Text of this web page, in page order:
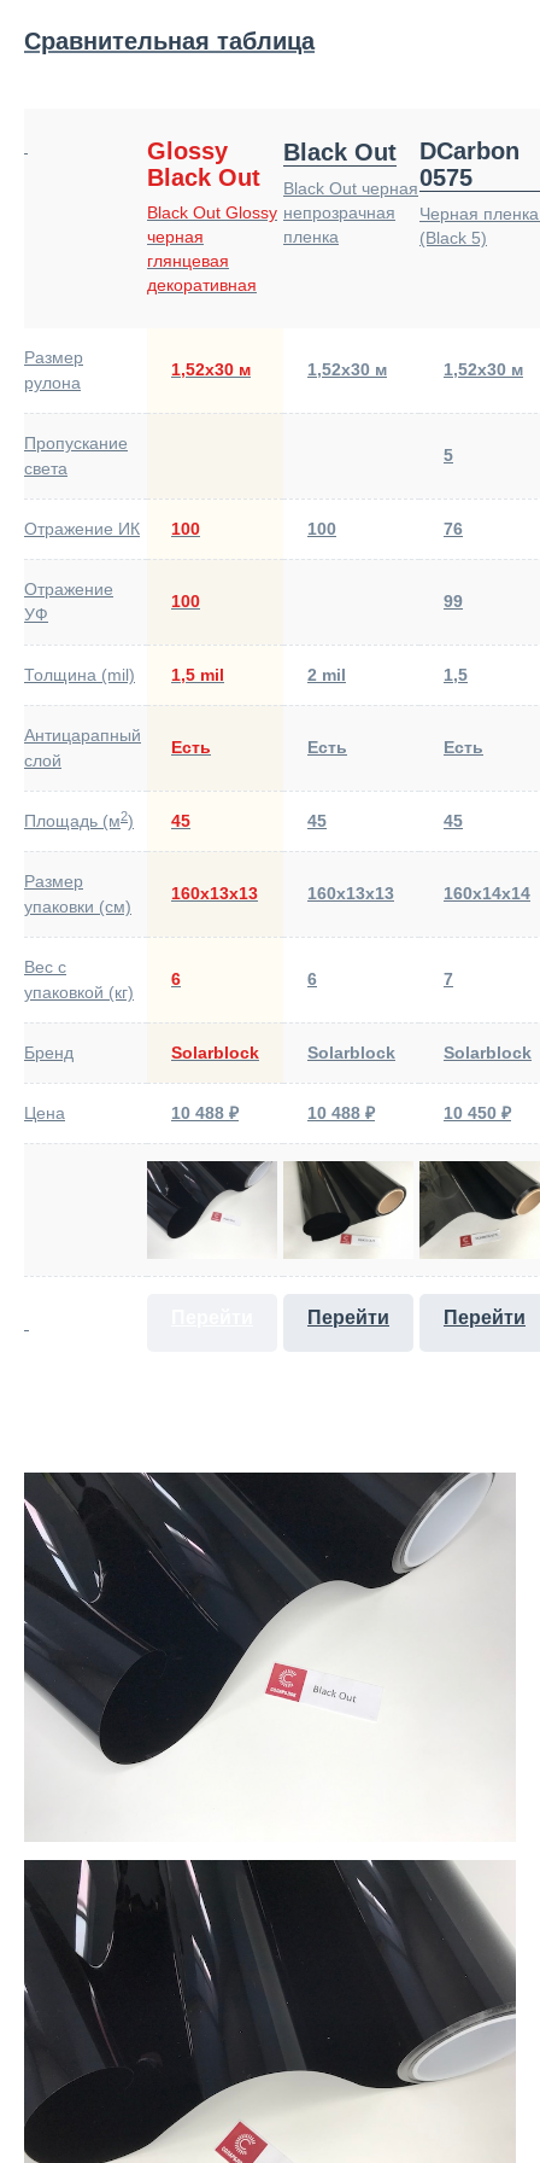
Сравнительная таблица
Glossy
Black Out
Black Out Glossy
черная
глянцевая
декоративная
Black Out
Black Out черная
непрозрачная
пленка
DCarbon
0575
Черная
(Black 5)
Размер
рулона
1,52х30 м 1,52х30 м 1,52х30 м
Пропускание
света
5
Отражение ИК 100 100 76
Отражение
УФ
100 99
Толщина (mil) 1,5 mil 2 mil 1,5
Антицарапный
слой
Есть Есть Есть
Площадь (м2) 45 45 45
Размер
упаковки (см)
160х13х13 160х13х13 160х14х14
Вес с
упаковкой (кг)
6 6 7
Бренд Solarblock Solarblock Solarblock
Цена 10 488 ₽ 10 488 ₽ 10 450 ₽
Перейти Перейти